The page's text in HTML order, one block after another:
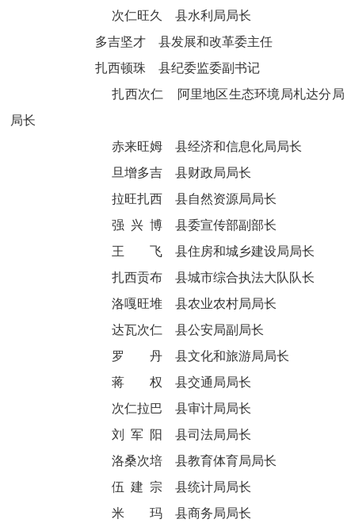
次仁旺久
县水利局局长
多吉坚才
县发展和改革委主任
扎西顿珠
县纪委监委副书记
扎西次仁
阿里地区生态环境局札达分 局
局长
赤来旺姆
县经济和信息化局局长
旦增多吉
县财政局局长
拉旺扎西
县自然资源局局长
强 兴 博
县委宣传部副部长
王
飞
县住房和城乡建设局局长
扎西贡布
县城市综合执法大队队长
洛嘎旺堆
县农业农村局局长
达瓦次仁
县公安局副局长
罗
丹
县文化和旅游局局长
蒋
权
县交通局局长
次仁拉巴
县审计局局长
刘 军 阳
县司法局局长
洛桑次培
县教育体育局局长
伍 建 宗
县统计局局长
米
玛
县商务局局长